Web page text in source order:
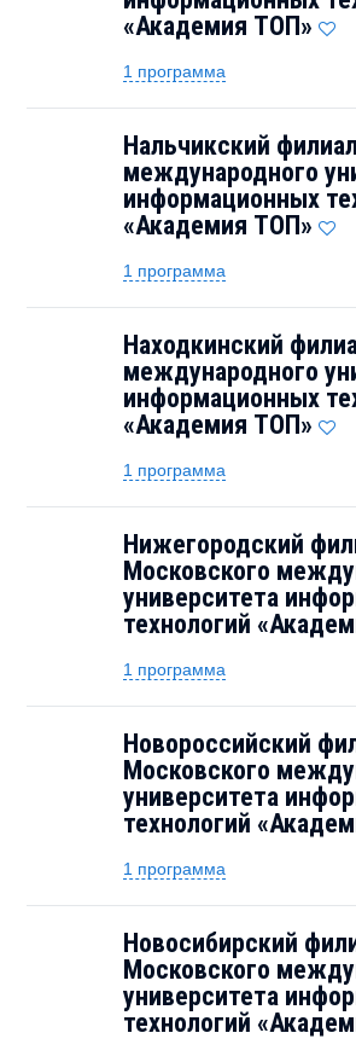
«Академия TOП»
1 программа
Нальчикский
международного
информационных
«Академия TOП»
1 программа
Находкинский
международного
информационных
«Академия TOП»
1 программа
Нижегородский
Московского
университета
технологий
1 программа
Новороссийский
Московского
университета
технологий
1 программа
Новосибирский
Московского
университета
технологий